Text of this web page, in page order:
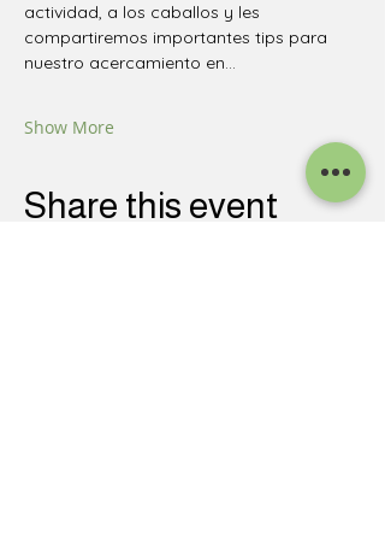
actividad, a los caballos y les
compartiremos importantes tips para
nuestro acercamiento en…
Show More
Share this event